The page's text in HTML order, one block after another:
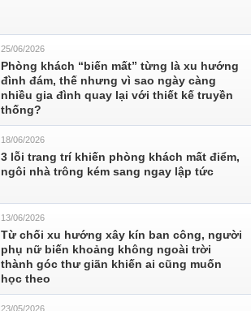
25/06/2026
Phòng khách “biến mất” từng là xu hướng
đình đám, thế nhưng vì sao ngày càng
nhiều gia đình quay lại với thiết kế truyền
thống?
18/06/2026
3 lỗi trang trí khiến phòng khách mất điểm,
ngôi nhà trông kém sang ngay lập tức
13/06/2026
Từ chối xu hướng xây kín ban công, người
phụ nữ biến khoảng không ngoài trời
thành góc thư giãn khiến ai cũng muốn
học theo
23/05/2026